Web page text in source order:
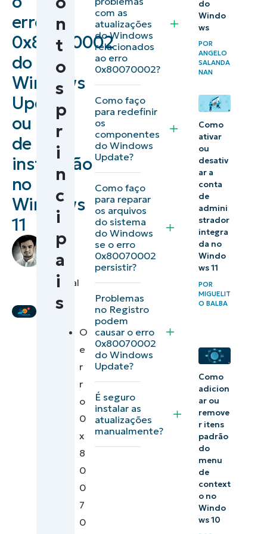
erro
0x80070002
do
Windows
Update
ou
de
instalação
no
Windows
11
by
Grant
Funtila
Technical
Como
corrigir o
erro
0x80070002
do Windows
Update no
Windows 11
O que causa
o erro de
atualização
0x80070002
do Windows
Informações
ferramentas
para corrigir
0x80070002
atualização
do Windows
Receba
atualizações
segurança
em tempo
hábil
corrigindo o
n
t
o
s
p
r
i
n
c
i
p
a
i
s
O
e
r
r
o
0
x
8
0
0
7
0
com as
atualizações
do Windows
relacionados
ao erro
0x80070002?
Como faço
para redefinir
os
componentes
do Windows
Update?
Como faço
para reparar
os arquivos
do sistema
do Windows
se o erro
0x80070002
persistir?
Problemas
no Registro
podem
causar o erro
0x80070002
do Windows
Update?
É seguro
instalar as
atualizações
manualmente?
do
Windo
ws
POR
ANGELO
SALANDA
NAN
Como
ativar
ou
desativ
ar a
conta
de
admini
strador
integra
da no
Windo
ws 11
POR
MIGUELIT
O BALBA
Como
adicion
ar ou
remove
r itens
padrão
do
menu
de
context
o no
Windo
ws 10